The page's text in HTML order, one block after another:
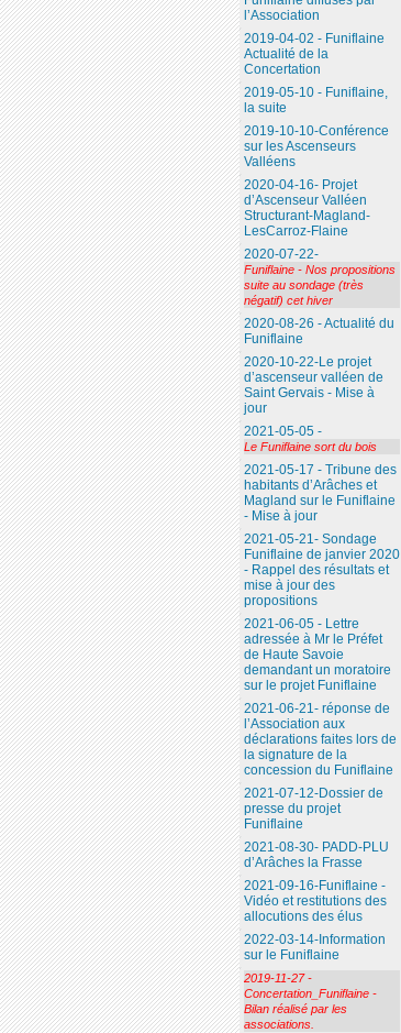
l’Association
2019-04-02 - Funiflaine
Actualité de la
Concertation
2019-05-10 - Funiflaine,
la suite
2019-10-10-Conférence
sur les Ascenseurs
Valléens
2020-04-16- Projet
d’Ascenseur Valléen
Structurant-Magland-
LesCarroz-Flaine
2020-07-22-
Funiflaine - Nos propositions
suite au sondage (très
négatif) cet hiver
2020-08-26 - Actualité du
Funiflaine
2020-10-22-Le projet
d’ascenseur valléen de
Saint Gervais - Mise à
jour
2021-05-05 -
Le Funiflaine sort du bois
2021-05-17 - Tribune des
habitants d’Arâches et
Magland sur le Funiflaine
- Mise à jour
2021-05-21- Sondage
Funiflaine de janvier 2020
- Rappel des résultats et
mise à jour des
propositions
2021-06-05 - Lettre
adressée à Mr le Préfet
de Haute Savoie
demandant un moratoire
sur le projet Funiflaine
2021-06-21- réponse de
l’Association aux
déclarations faites lors de
la signature de la
concession du Funiflaine
2021-07-12-Dossier de
presse du projet
Funiflaine
2021-08-30- PADD-PLU
d’Arâches la Frasse
2021-09-16-Funiflaine -
Vidéo et restitutions des
allocutions des élus
2022-03-14-Information
sur le Funiflaine
2019-11-27 -
Concertation_Funiflaine -
Bilan réalisé par les
associations.